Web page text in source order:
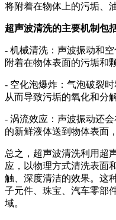
将附着在物体上的污垢、
超声波清洗的主要机制包
- 机械清洗：声波振动和
附着在物体表面的污垢和
- 空化泡爆炸：气泡破裂
从而导致污垢的氧化和分解
- 涡流效应：声波振动还
的新鲜液体送到物体表面
总之，超声波清洗利用超
应，以物理方式清洗表面
触、深度清洁的效果。这
子元件、珠宝、汽车零部
域。